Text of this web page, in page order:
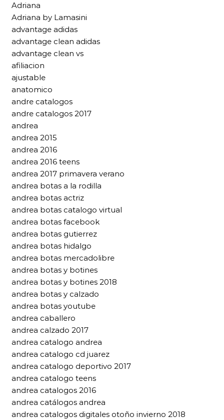
Adriana
Adriana by Lamasini
advantage adidas
advantage clean adidas
advantage clean vs
afiliacion
ajustable
anatomico
andre catalogos
andre catalogos 2017
andrea
andrea 2015
andrea 2016
andrea 2016 teens
andrea 2017 primavera verano
andrea botas a la rodilla
andrea botas actriz
andrea botas catalogo virtual
andrea botas facebook
andrea botas gutierrez
andrea botas hidalgo
andrea botas mercadolibre
andrea botas y botines
andrea botas y botines 2018
andrea botas y calzado
andrea botas youtube
andrea caballero
andrea calzado 2017
andrea catalogo andrea
andrea catalogo cd juarez
andrea catalogo deportivo 2017
andrea catalogo teens
andrea catalogos 2016
andrea catálogos andrea
andrea catalogos digitales otoño invierno 2018